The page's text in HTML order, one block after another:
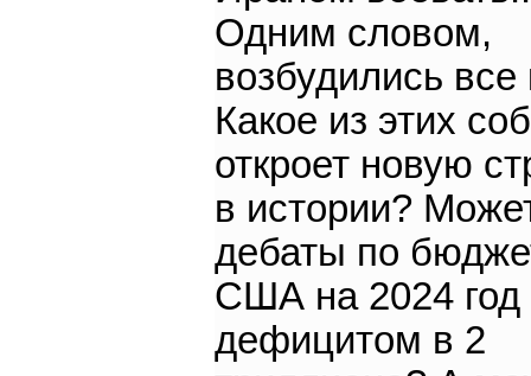
Одним словом,
возбудились все
Какое из этих
откроет новую
в истории?
дебаты по
США на 2024 год
дефицитом в 2